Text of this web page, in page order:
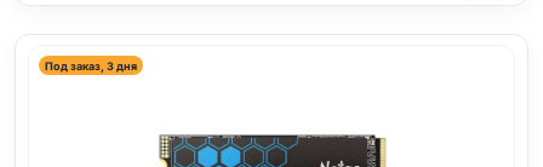
Под заказ, 3 дня